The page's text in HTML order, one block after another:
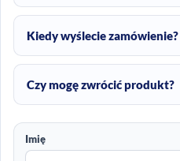
Kiedy wyślecie zamówienie?
Czy mogę zwrócić produkt?
Imię